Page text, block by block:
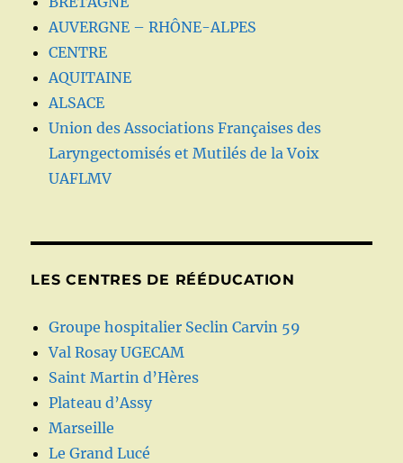
AUVERGNE – RHÔNE-ALPES
CENTRE
AQUITAINE
ALSACE
Union des Associations Françaises des
Laryngectomisés et Mutilés de la Voix
UAFLMV
LES CENTRES DE RÉÉDUCATION
Groupe hospitalier Seclin Carvin 59
Val Rosay UGECAM
Saint Martin d’Hères
Plateau d’Assy
Marseille
Le Grand Lucé